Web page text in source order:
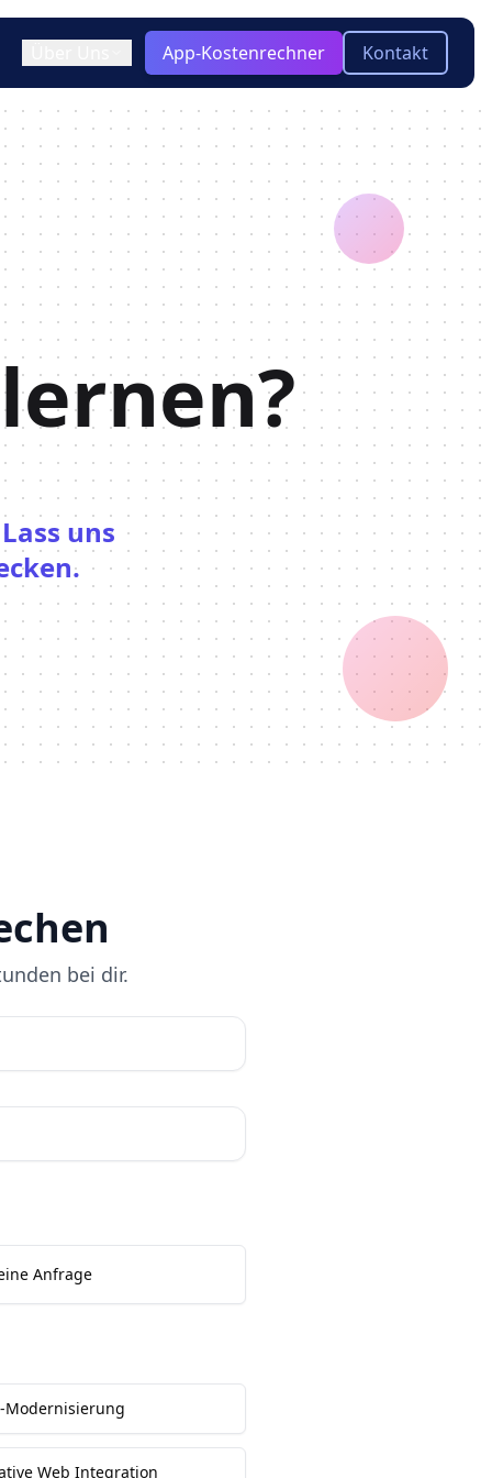
Blog
Aktuelle Insights zu App-
Entwicklung, Technologien und
Glossar
Kompakte Erklärungen zu
wichtigen Begriffen der App-
Entwicklung
/ Team
& Tech Stack
App-Kostenrechner Kontakt
Lass uns
bei dir.
Anfrage
Modernisierung
Web Integration